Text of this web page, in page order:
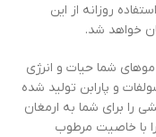
روزانه از این
خواهد شد.
شما حیات و انرژی
و پارابن‌ تولید شده
را برای شما به ارمغان
با خاصیت مرطوب